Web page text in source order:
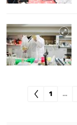
1 …